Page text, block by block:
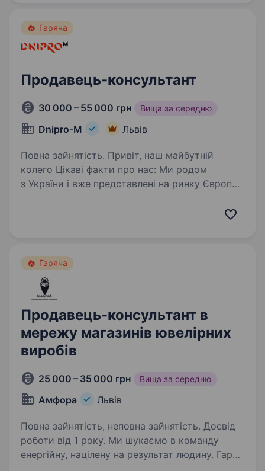
Гаряча
Продавець-консультант
30 000 – 55 000 грн Вища за середню
Dnipro-M Львів
Повна зайнятість. Привіт, наш майбутній
колего Цікаві факти про нас: Ми родом
з України і вже представлені на ринку Європи,
Гаряча
Продавець-консультант в
мережу магазинів ювелірних
виробів
25 000 – 35 000 грн Вища за середню
Амфора Львів
Повна зайнятість, неповна зайнятість. Досвід
роботи від 1 року. Ми шукаємо в команду
енергійну, націлену на результат людину. Гарні